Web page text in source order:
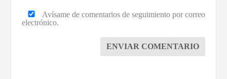
Avísame de comentarios de seguimiento por correo
electrónico.
ENVIAR COMENTARIO